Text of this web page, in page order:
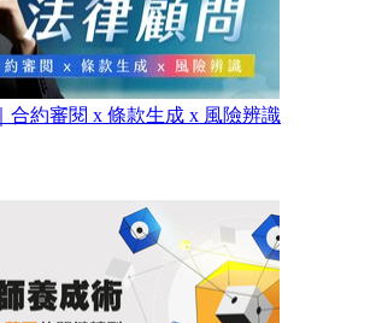
合約審閱 x 條款生成 x 風險辨識